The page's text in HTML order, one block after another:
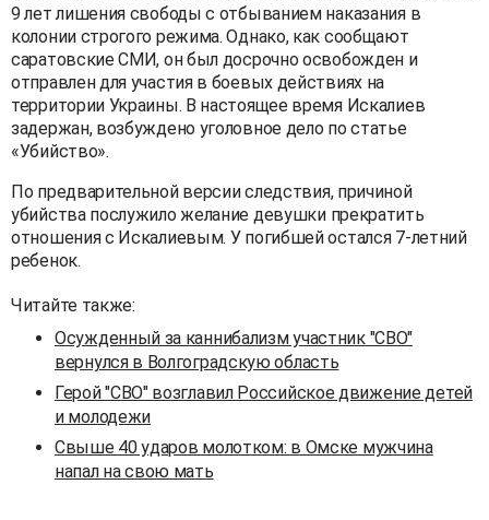
9 лет лишения свободы с отбыванием наказания в
колонии строгого режима. Однако, как сообщают
саратовские СМИ, он был досрочно освобожден и
отправлен для участия в боевых действиях на
территории Украины. В настоящее время Искалиев
задержан, возбуждено уголовное дело по статье
«Убийство».
По предварительной версии следствия, причиной
убийства послужило желание девушки прекратить
отношения с Искалиевым. У погибшей остался 7-летний
ребенок.
Читайте также:
Осужденный за каннибализм участник "СВО"
вернулся в Волгоградскую область
Герой "СВО" возглавил Российское движение детей
и молодежи
Свыше 40 ударов молотком: в Омске мужчина
напал на свою мать